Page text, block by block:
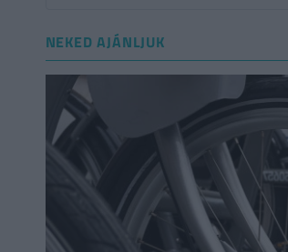
NEKED AJÁNLJUK